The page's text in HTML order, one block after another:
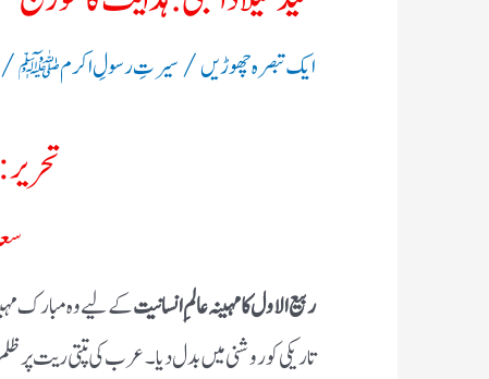
ایک تبصرہ چھوڑیں/سیرتِ رسولِ اکرم ﷺ/
ربیع الاول کا مہینہ عالمِ انسانیتکے لیے وہ مبارک
تاریکی کو روشنی میں بدل دیا۔ عرب کی تپتی ریت پر ظلم